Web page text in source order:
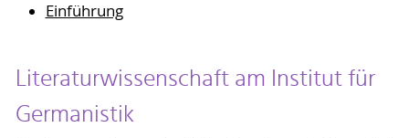
Einführung
Literaturwissenschaft am Institut für
Germanistik